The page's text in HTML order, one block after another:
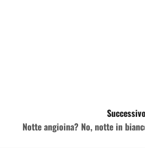
Notte angioina? No, notte in